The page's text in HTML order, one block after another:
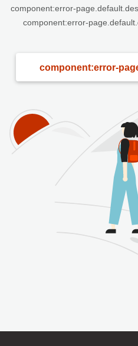
component:error-
component:error-
component:error-